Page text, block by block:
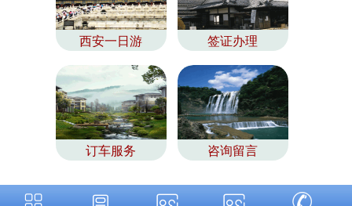
西安一日游 签证办理
订车服务 咨询留言